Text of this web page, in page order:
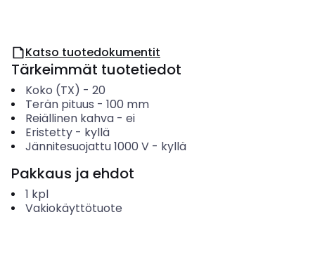
Katso tuotedokumentit
Tärkeimmät tuotetiedot
Koko (TX) - 20
Terän pituus - 100 mm
Reiällinen kahva- ei
Eristetty- kyllä
Jännitesuojattu 1000 V- kyllä
Pakkaus ja ehdot
1 kpl
Vakiokäyttötuote